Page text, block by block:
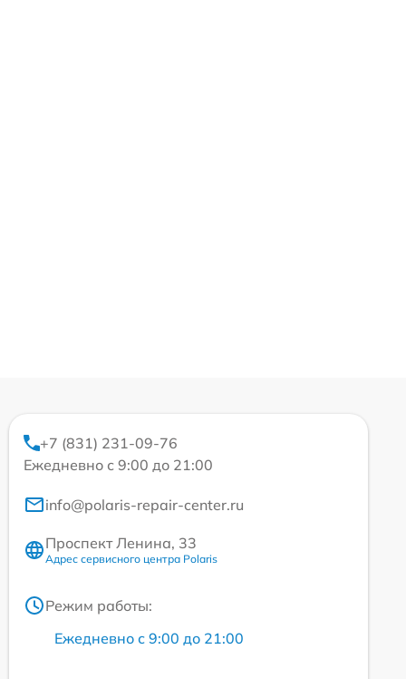
+7 (831) 231-09-76
Ежедневно с 9:00 до 21:00
info@polaris-repair-center.ru
Проспект Ленина, 33
Адрес сервисного центра Polaris
Режим работы:
Ежедневно с 9:00 до 21:00